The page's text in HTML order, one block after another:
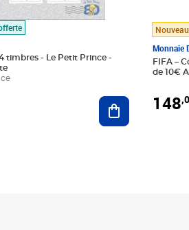
timbres - Le Petit Prince -
Ajouter au
Monnaie
FIFA –
de 10€
148